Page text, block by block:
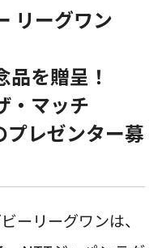
リーグワン
を贈呈！
・マッチ
レゼンター募
ーリーグワンは、